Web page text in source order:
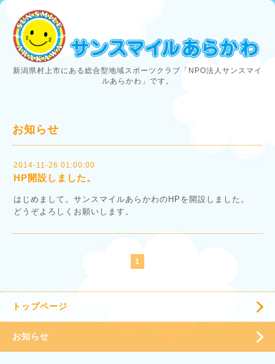
新潟県村上市にある総合型地域スポーツクラブ「NPO法人サンスマイ
ルあらかわ」です。
お知らせ
2014-11-26 01:00:00
HP開設しました。
はじめまして。サンスマイルあらかわのHPを開設しました。
どうぞよろしくお願いします。
1
トップページ
お知らせ